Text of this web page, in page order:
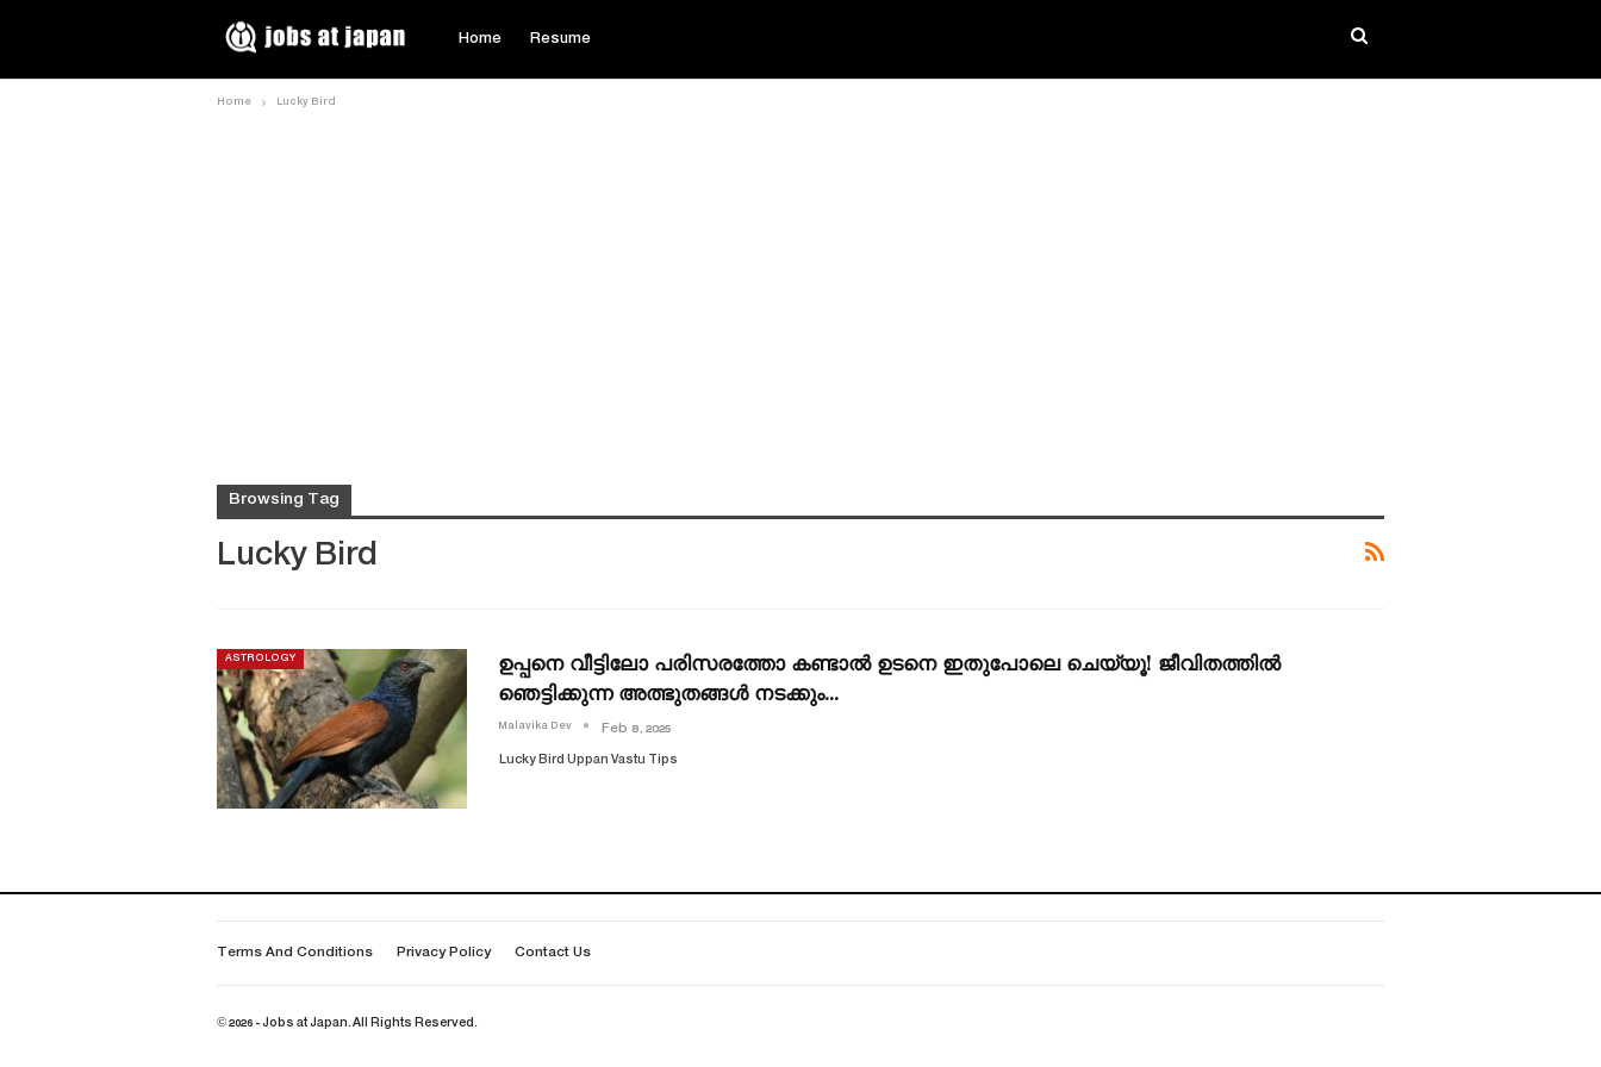
Home Resume
Home Lucky Bird
Browsing Tag
Lucky Bird
ASTROLOGY
ഉപ്പനെ വീട്ടിലോ പരിസരത്തോ കണ്ടാൽ ഉടനെ ഇതുപോലെ ചെയ്യൂ! ജീവിതത്തിൽ
ഞെട്ടിക്കുന്ന അത്ഭുതങ്ങൾ നടക്കും…
Malavika Dev Feb 8, 2025
Lucky Bird Uppan Vastu Tips
Terms And Conditions Privacy Policy Contact Us
© 2026 - Jobs at Japan. All Rights Reserved.